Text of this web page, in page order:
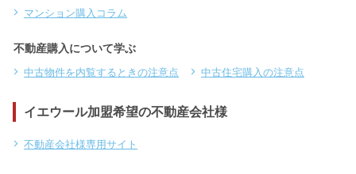
マンション購入コラム
不動産購入について学ぶ
中古物件を内覧するときの注意点 中古住宅購入の注意点
イエウール加盟希望の不動産会社様
不動産会社様専用サイト